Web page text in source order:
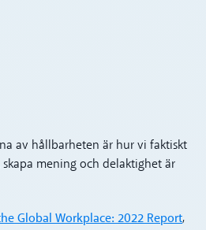
av hållbarheten är hur vi faktiskt
skapa mening och delaktighet är
Global Workplace: 2022 Report,